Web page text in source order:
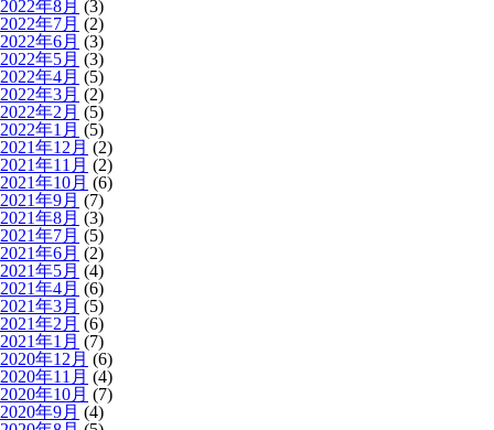
2022年8月 (3)
2022年7月 (2)
2022年6月 (3)
2022年5月 (3)
2022年4月 (5)
2022年3月 (2)
2022年2月 (5)
2022年1月 (5)
2021年12月 (2)
2021年11月 (2)
2021年10月 (6)
2021年9月 (7)
2021年8月 (3)
2021年7月 (5)
2021年6月 (2)
2021年5月 (4)
2021年4月 (6)
2021年3月 (5)
2021年2月 (6)
2021年1月 (7)
2020年12月 (6)
2020年11月 (4)
2020年10月 (7)
2020年9月 (4)